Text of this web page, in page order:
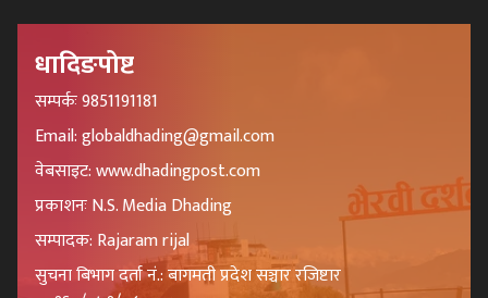
धादिङपोष्ट
सम्पर्कः 9851191181
Email: globaldhading@gmail.com
वेबसाइट: www.dhadingpost.com
प्रकाशनः N.S. Media Dhading
सम्पादक: Rajaram rijal
सुचना बिभाग दर्ता नं.: बागमती प्रदेश सञ्चार रजिष्टार